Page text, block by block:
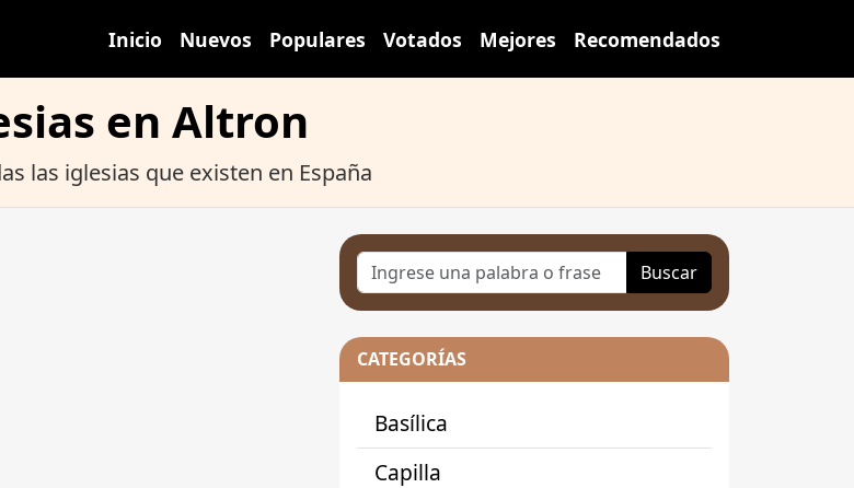
Inicio Nuevos Populares Votados Mejores Recomendados
en Altron
las iglesias que existen en España
Buscar
CATEGORÍAS
Basílica
Capilla